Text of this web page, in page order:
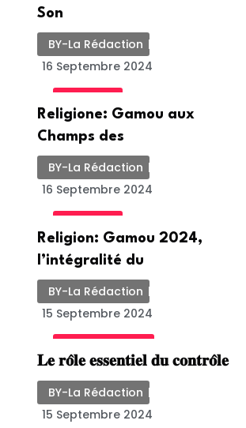
Son
BY-La Rédaction
16 Septembre 2024
Religione: Gamou aux
Champs des
BY-La Rédaction
16 Septembre 2024
Religion: Gamou 2024,
l’intégralité du
BY-La Rédaction
15 Septembre 2024
𝐋𝐞 𝐫𝐨̂𝐥𝐞 𝐞𝐬𝐬𝐞𝐧𝐭𝐢𝐞𝐥 𝐝𝐮 𝐜𝐨𝐧𝐭𝐫𝐨̂𝐥𝐞
BY-La Rédaction
15 Septembre 2024